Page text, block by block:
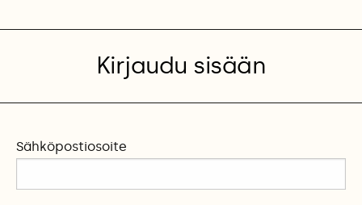
Kirjaudu sisään
Sähköpostiosoite